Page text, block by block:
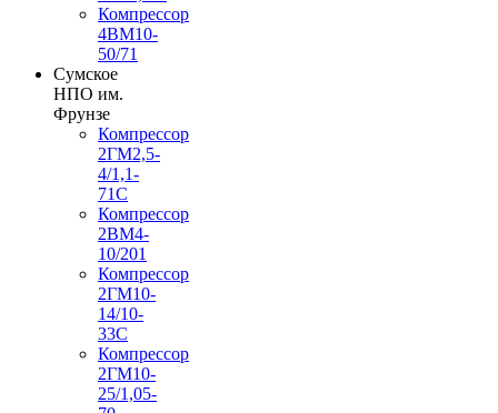
Компрессор
4ВМ10-
50/71
Сумское
НПО им.
Фрунзе
Компрессор
2ГМ2,5-
4/1,1-
71С
Компрессор
2ВМ4-
10/201
Компрессор
2ГМ10-
14/10-
33С
Компрессор
2ГМ10-
25/1,05-